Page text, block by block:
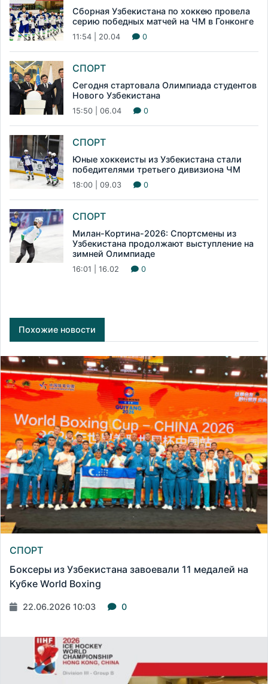
Сборная Узбекистана по хоккею провела
серию победных матчей на ЧМ в Гонконге
11:54 | 20.04 0
СПОРТ
Сегодня стартовала Олимпиада студентов
Нового Узбекистана
15:50 | 06.04 0
СПОРТ
Юные хоккеисты из Узбекистана стали
победителями третьего дивизиона ЧМ
18:00 | 09.03 0
СПОРТ
Милан-Кортина-2026: Спортсмены из
Узбекистана продолжают выступление на
зимней Олимпиаде
16:01 | 16.02 0
Похожие новости
СПОРТ
Боксеры из Узбекистана завоевали 11 медалей на
Кубке World Boxing
22.06.2026 10:03 0